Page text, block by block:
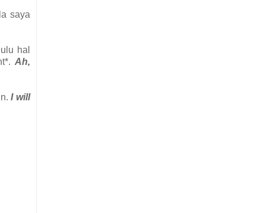
saya
hal
Ah,
I will